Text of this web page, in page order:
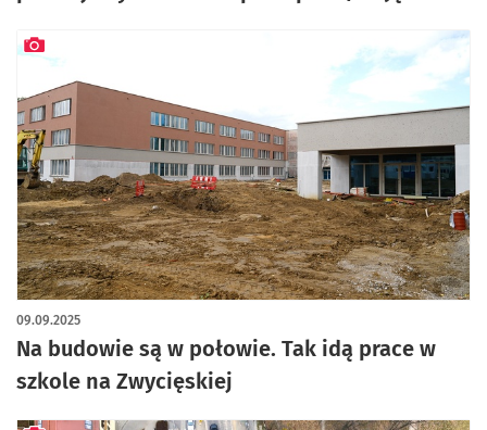
Na budowie są w połowie. Tak idą prace w
szkole na Zwycięskiej
09.09.2025
artykuł z galerią zdjęć